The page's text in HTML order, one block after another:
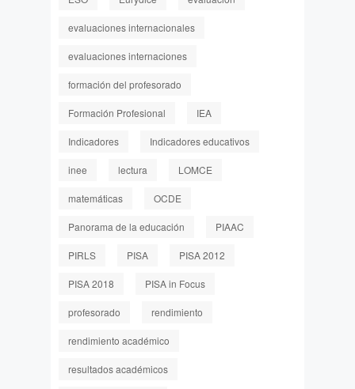
evaluaciones internacionales
evaluaciones internaciones
formación del profesorado
Formación Profesional IEA
Indicadores Indicadores educativos
inee lectura LOMCE
matemáticas OCDE
Panorama de la educación PIAAC
PIRLS PISA PISA 2012
PISA 2018 PISA in Focus
profesorado rendimiento
rendimiento académico
resultados académicos